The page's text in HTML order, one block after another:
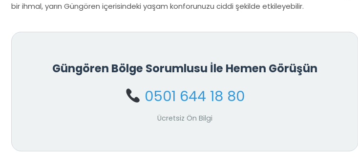
bir ihmal, yarın Güngören içerisindeki yaşam konforunuzu ciddi şekilde etkileyebilir.
Güngören Bölge Sorumlusu İle Hemen Görüşün
0501 644 18 80
Ücretsiz Ön Bilgi